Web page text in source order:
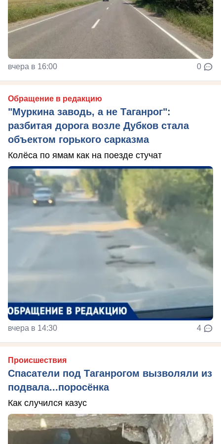
вчера в 16:00 0
Обращение в редакцию
"Муркина заводь, а не Таганрог":
разбитая дорога возле Дубков стала
объектом горького сарказма
Колёса по ямам как на поезде стучат
вчера в 14:30 4
Происшествия
Спасатели под Таганрогом вызволяли из
подвала...поросёнка
Как случился казус